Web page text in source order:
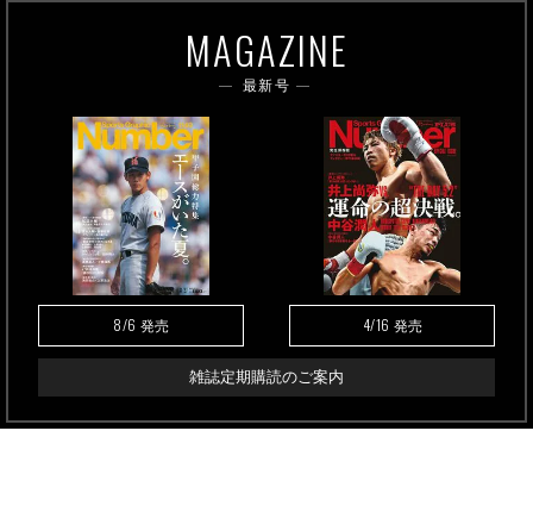
MAGAZINE
最新号
8/6 発売 4/16 発売
雑誌定期購読のご案内